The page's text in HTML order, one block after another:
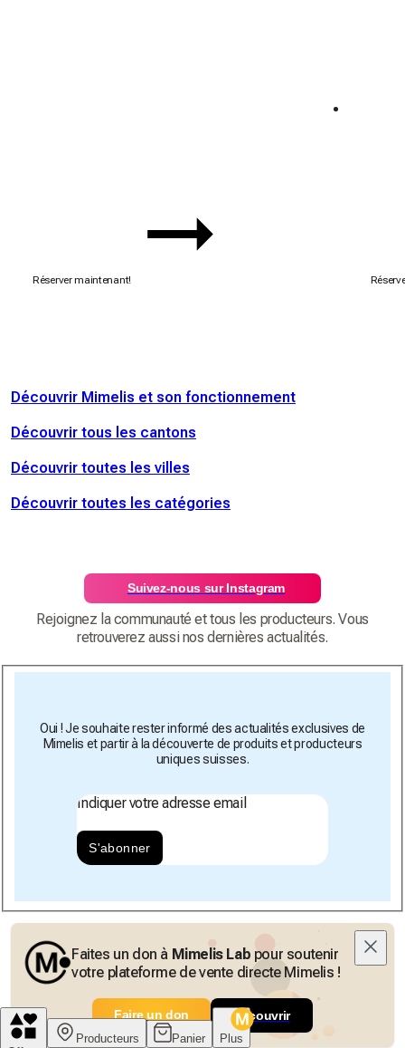
Réserver maintenant!
Découvrir Mimelis et son fonctionnement
Découvrir tous les cantons
Découvrir toutes les villes
Découvrir toutes les catégories
Suivez-nous sur Instagram
Rejoignez la communauté et tous les producteurs. Vous
retrouverez aussi nos dernières actualités.
Oui ! Je souhaite rester informé des actualités exclusives de
Mimelis et partir à la découverte de produits et producteurs
uniques suisses.
Indiquer votre adresse email
S'abonner
Faites un don à Mimelis Lab pour soutenir
votre plateforme de vente directe Mimelis !
Faire un don Découvrir
Producteurs Panier Plus